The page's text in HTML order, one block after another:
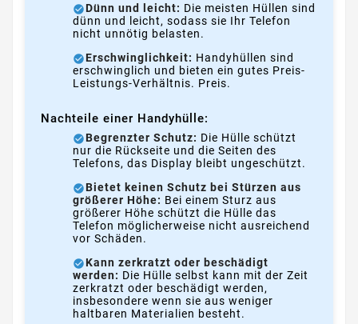
Dünn und leicht: Die meisten Hüllen sind
dünn und leicht, sodass sie Ihr Telefon
nicht unnötig belasten.
Erschwinglichkeit: Handyhüllen sind
erschwinglich und bieten ein gutes Preis-
Leistungs-Verhältnis. Preis.
Nachteile einer Handyhülle:
Begrenzter Schutz: Die Hülle schützt
nur die Rückseite und die Seiten des
Telefons, das Display bleibt ungeschützt.
Bietet keinen Schutz bei Stürzen aus
größerer Höhe: Bei einem Sturz aus
größerer Höhe schützt die Hülle das
Telefon möglicherweise nicht ausreichend
vor Schäden.
Kann zerkratzt oder beschädigt
werden: Die Hülle selbst kann mit der Zeit
zerkratzt oder beschädigt werden,
insbesondere wenn sie aus weniger
haltbaren Materialien besteht.